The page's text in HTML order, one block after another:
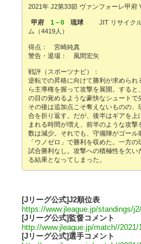
2021年 J2第33節 ヴァンフォーレ甲府
甲府 1－0 琉球
JIT リサイクル
ム（4419人）
得点： 宮崎純真
警告・退場： 風間宏矢
戦評（スポーツナビ）：
逆転での昇格に向けて勝利が求められ
ら主導権を握って攻撃を展開。すると
の目の覚めるような豪快なシュートで
その後は追加点こそ奪えないものの、
合を折り返す。だが、後半はギアを上
まれる時間が増え、前半のような攻撃
数は減少。それでも、守備陣がゴール
「ウノゼロ」で勝利を収めた。一方
試合勝利なし。攻撃への積極性を欠い
る結果となってしまった。
[Jリーグ公式]J2順位表
https://www.jleague.jp/standings/j2/
[Jリーグ公式]監督コメント
http://www.jleague.jp/match//
[Jリーグ公式]選手コメント